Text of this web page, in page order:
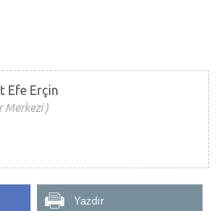
Efe Erçin
Merkezi
Yazdır